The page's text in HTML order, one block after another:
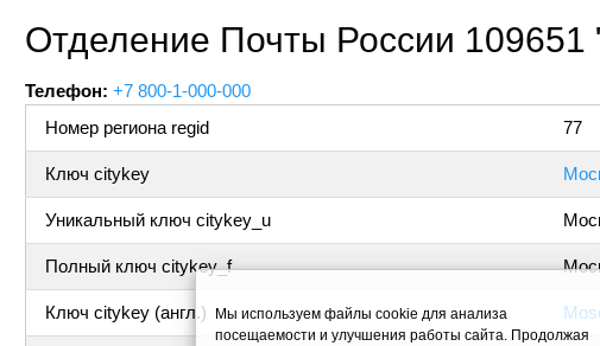
Отделение Почты России 109651
Телефон: +7 800-1-000-000
Номер региона regid
77
Ключ citykey
Уникальный ключ citykey_u
Полный ключ citykey_f
Ключ citykey (англ.)
Мы используем файлы cookie для анализа
посещаемости и улучшения работы сайта. Продолжая